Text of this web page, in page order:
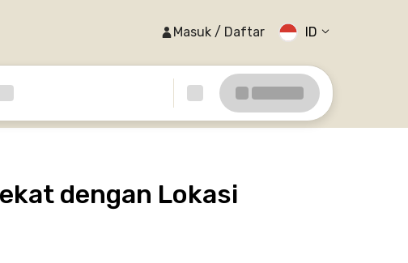
Masuk / Daftar ID
dengan Lokasi